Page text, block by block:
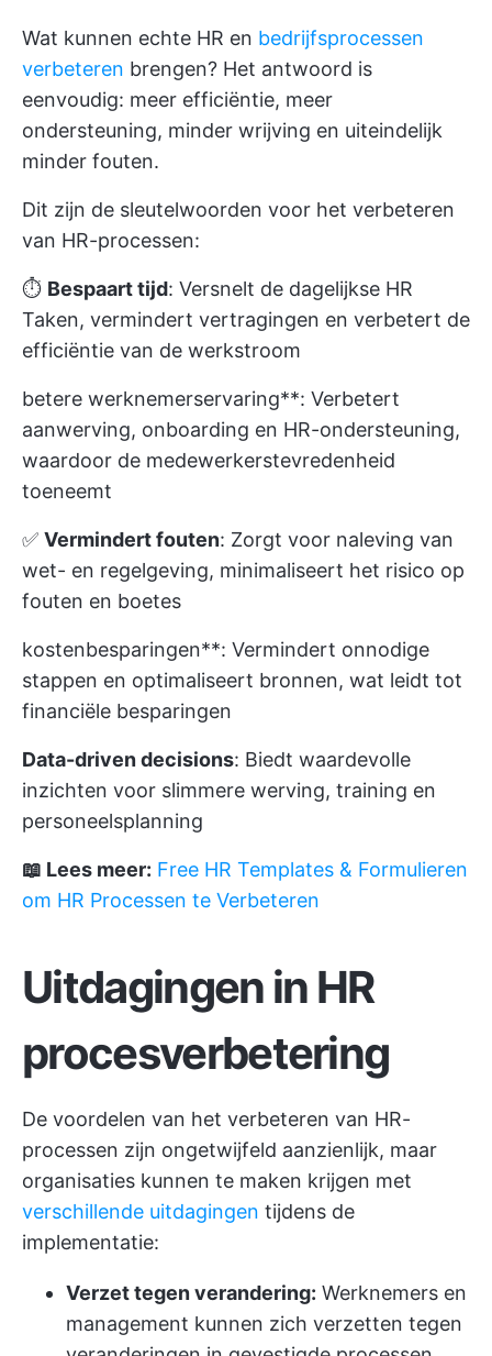
Wat kunnen echte HR en bedrijfsprocessen
verbeteren brengen? Het antwoord is
eenvoudig: meer efficiëntie, meer
ondersteuning, minder wrijving en uiteindelijk
minder fouten.
Dit zijn de sleutelwoorden voor het verbeteren
van HR-processen:
⏱️ Bespaart tijd: Versnelt de dagelijkse HR
Taken, vermindert vertragingen en verbetert de
efficiëntie van de werkstroom
betere werknemerservaring**: Verbetert
aanwerving, onboarding en HR-ondersteuning,
waardoor de medewerkerstevredenheid
toeneemt
✅ Vermindert fouten: Zorgt voor naleving van
wet- en regelgeving, minimaliseert het risico op
fouten en boetes
kostenbesparingen**: Vermindert onnodige
stappen en optimaliseert bronnen, wat leidt tot
financiële besparingen
Data-driven decisions: Biedt waardevolle
inzichten voor slimmere werving, training en
personeelsplanning
📖 Lees meer: Free HR Templates & Formulieren
om HR Processen te Verbeteren
Uitdagingen in HR
procesverbetering
De voordelen van het verbeteren van HR-
processen zijn ongetwijfeld aanzienlijk, maar
organisaties kunnen te maken krijgen met
verschillende uitdagingen tijdens de
implementatie:
Verzet tegen verandering: Werknemers en
management kunnen zich verzetten tegen